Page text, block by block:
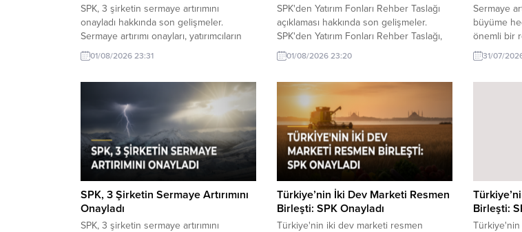
SPK, 3 şirketin sermaye artırımını
onayladı hakkında son gelişmeler.
Sermaye artırımı onayları, yatırımcıların
dikkatini çekti. SPK'nın aldığı kararlar, bu
şirketlerin büyüme potansiyelini artırabilir.
01/08/2026 23:31
SPK'den Yatırım Fonları Rehber Taslağı
açıklaması hakkında son gelişmeler.
SPK'den Yatırım Fonları Rehber Taslağı,
yatırımcıların bilinçli kararlar almasına
yardımcı olmak amacıyla hazırlanmıştır. Bu
01/08/2026 23:20
Sermaye
büyüme
önemli bir
sermaye
31/07/
SPK, 3 Şirketin Sermaye Artırımını
Onayladı
SPK, 3 şirketin sermaye artırımını
Türkiye’nin İki Dev Marketi Resmen
Birleşti: SPK Onayladı
Türkiye'nin iki dev marketi resmen
Birleşti: